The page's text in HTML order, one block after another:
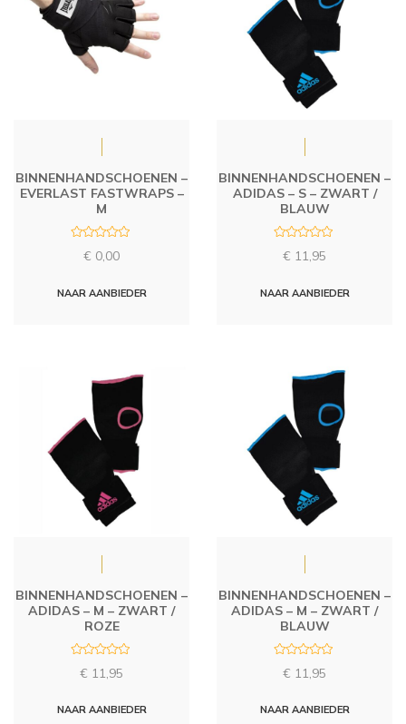
BINNENHANDSCHOENEN –
EVERLAST FASTWRAPS –
M
d
€ 0,00
NAAR AANBIEDER
BINNENHANDSCHOENEN –
ADIDAS – S – ZWART /
BLAUW
d
€ 11,95
NAAR AANBIEDER
BINNENHANDSCHOENEN –
ADIDAS – M – ZWART /
ROZE
d
€ 11,95
NAAR AANBIEDER
BINNENHANDSCHOENEN –
ADIDAS – M – ZWART /
BLAUW
d
€ 11,95
NAAR AANBIEDER